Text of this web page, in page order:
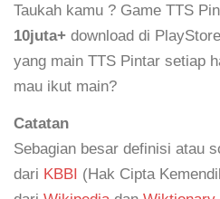
Taukah kamu ? Game TTS
10juta+ download di
yang main TTS Pintar setiap
mau ikut main?
Catatan
Sebagian besar definisi atau
dari KBBI (Hak Cipta